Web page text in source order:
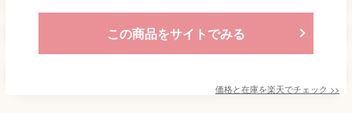
この商品をサイトでみる
価格と在庫を楽天でチェック >>